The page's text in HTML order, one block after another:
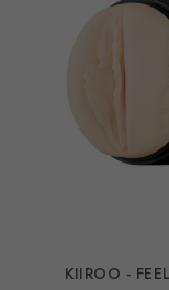
KIIROO -